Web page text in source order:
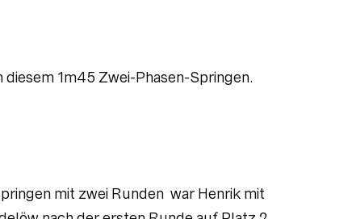
1m45 Zwei-Phasen-Springen.
mit zwei Runden war Henrik mit